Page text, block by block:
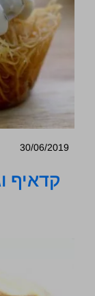
30/06/2019
קדאיף